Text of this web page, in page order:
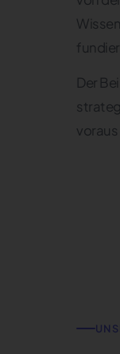
Der
voraus